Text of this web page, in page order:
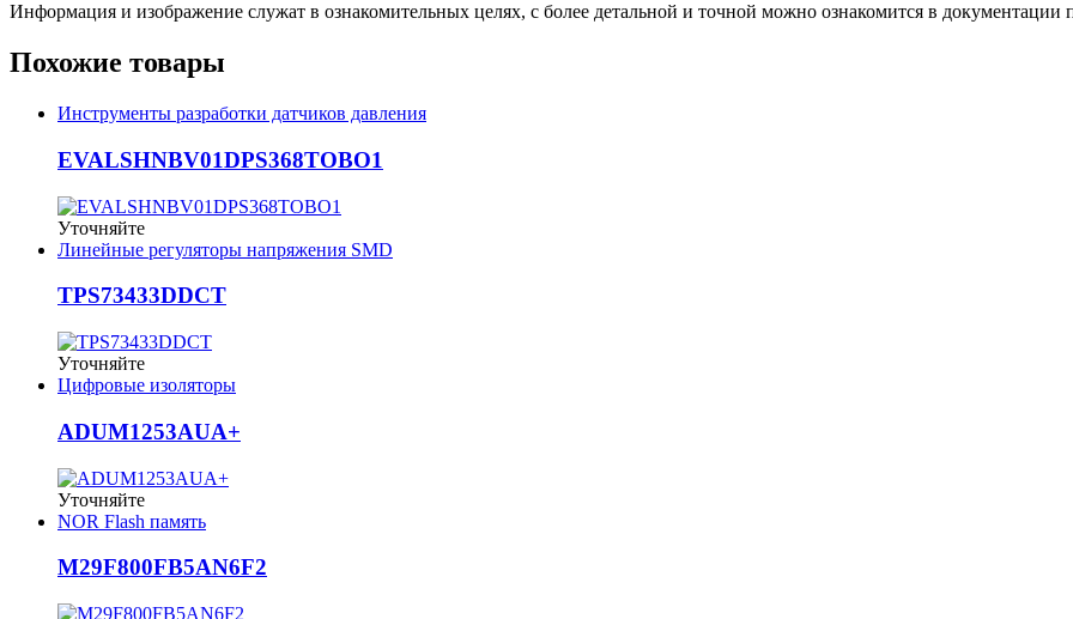
Информация и изображение служат в ознакомительных целях, с более детальной и точной можно ознакомится в документации
Похожие товары
Инструменты разработки датчиков давления
EVALSHNBV01DPS368TOBO1
Уточняйте
Линейные регуляторы напряжения SMD
TPS73433DDCT
Уточняйте
Цифровые изоляторы
ADUM1253AUA+
Уточняйте
NOR Flash память
M29F800FB5AN6F2